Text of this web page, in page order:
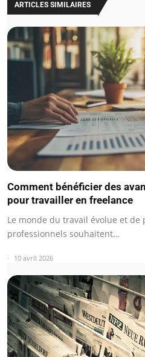
ARTICLES SIMILAIRES
Comment bénéficier des
pour travailler en freelance
Le monde du travail évolue et de
professionnels souhaitent…
10 avril 2026